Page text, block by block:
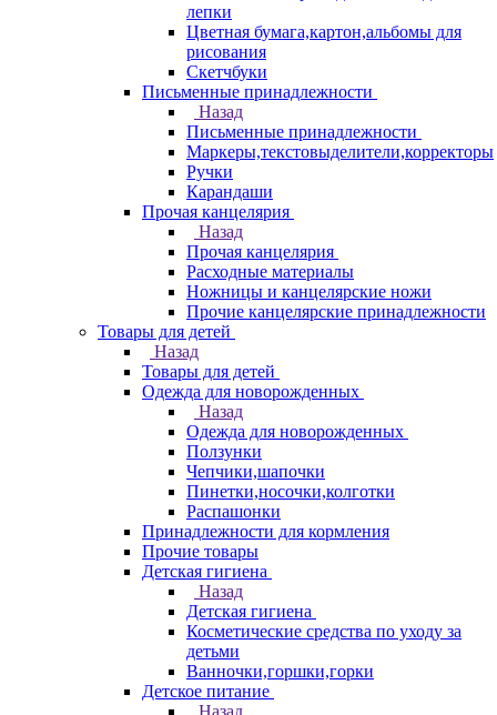
лепки
Цветная бумага,картон,альбомы для
рисования
Скетчбуки
Письменные принадлежности
Назад
Письменные принадлежности
Маркеры,текстовыделители,корректоры
Ручки
Карандаши
Прочая канцелярия
Назад
Прочая канцелярия
Расходные материалы
Ножницы и канцелярские ножи
Прочие канцелярские принадлежности
Товары для детей
Назад
Товары для детей
Одежда для новорожденных
Назад
Одежда для новорожденных
Ползунки
Чепчики,шапочки
Пинетки,носочки,колготки
Распашонки
Принадлежности для кормления
Прочие товары
Детская гигиена
Назад
Детская гигиена
Косметические средства по уходу за
детьми
Ванночки,горшки,горки
Детское питание
Назад